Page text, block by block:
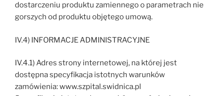
dostarczeniu produktu zamiennego o parametrach nie
gorszych od produktu objętego umową.
IV.4) INFORMACJE ADMINISTRACYJNE
IV.4.1) Adres strony internetowej, na której jest
dostępna specyfikacja istotnych warunków
zamówienia: www.szpital.swidnica.pl